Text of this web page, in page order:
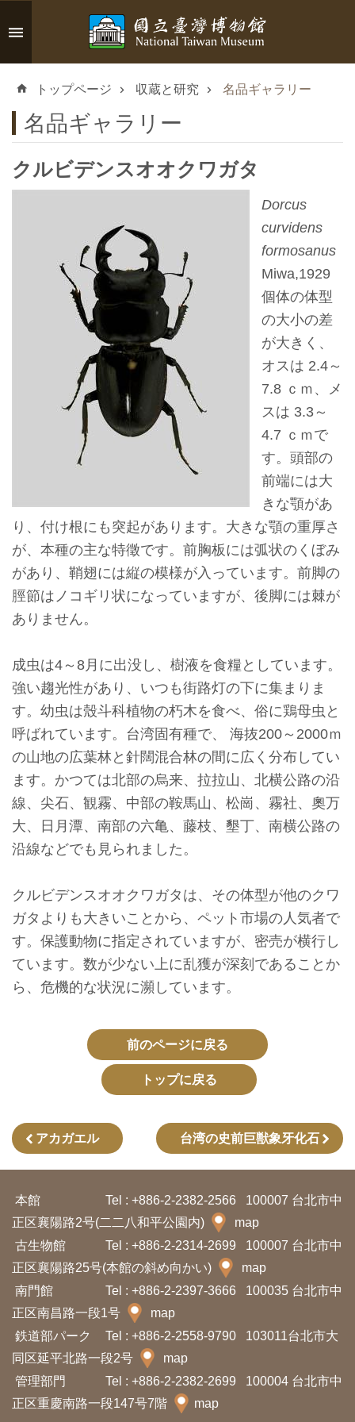
メインのコンテンツブロックにジャンプします
な
索
報
学
習
リ
ソ
ス
収
蔵
と
研
究
台
館
つ
て
ッ
デ
ー
タ
開
放
宣
言
ト
ッ
トップページ 収蔵と研究 名品ギャラリー
名品ギャラリー
クルビデンスオオクワガタ
Dorcus
curvidens
formosanus
Miwa,1929
個体の体型
の大小の差
が大きく、
オスは 2.4～
7.8 ｃｍ、メ
スは 3.3～
4.7 ｃｍで
す。頭部の
前端には大
きな顎があ
り、付け根にも突起があります。大きな顎の重厚さ
が、本種の主な特徵です。前胸板には弧状のくぼみ
があり、鞘翅には縦の模様が入っています。前脚の
脛節はノコギリ状になっていますが、後脚には棘が
ありません。
成虫は4～8月に出没し、樹液を食糧としています。
強い趨光性があり、いつも街路灯の下に集まりま
す。幼虫は殼斗科植物の朽木を食べ、俗に鶏母虫と
呼ばれています。台湾固有種で、 海抜200～2000ｍ
の山地の広葉林と針闊混合林の間に広く分布してい
ます。かつては北部の烏来、拉拉山、北横公路の沿
線、尖石、観霧、中部の鞍馬山、松崗、霧社、奧万
大、日月潭、南部の六亀、藤枝、墾丁、南横公路の
沿線などでも見られました。
クルビデンスオオクワガタは、その体型が他のクワ
ガタよりも大きいことから、ペット市場の人気者で
す。保護動物に指定されていますが、密売が横行し
ています。数が少ない上に乱獲が深刻であることか
ら、危機的な状況に瀕しています。
前のページに戻る
トップに戻る
アカガエル 台湾の史前巨獣象牙化石
本館 Tel : +886-2-2382-2566
100007 台北市中
正区襄陽路2号(二二八和平公園内)
map
古生物館
Tel : +886-2-2314-2699
100007 台北市中
正区襄陽路25号(本館の斜め向かい)
map
南門館
Tel : +886-2-2397-3666
100035 台北市中
正区南昌路一段1号
map
鉄道部パーク
Tel : +886-2-2558-9790
103011台北市大
同区延平北路一段2号
map
管理部門
Tel : +886-2-2382-2699
100004 台北市中
正区重慶南路一段147号7階
map